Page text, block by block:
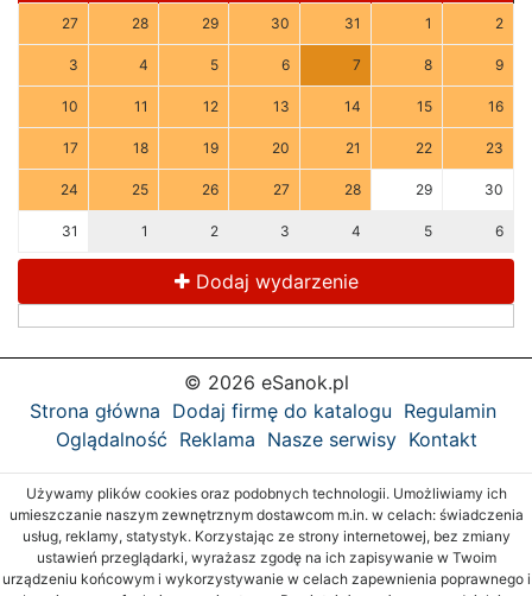
27 28 29 30 31 1 2
3 4 5 6 7 8 9
10 11 12 13 14 15 16
17 18 19 20 21 22 23
24 25 26 27 28 29 30
31 1 2 3 4 5 6
Dodaj wydarzenie
© 2026 eSanok.pl
Strona główna Dodaj firmę do katalogu Regulamin
Oglądalność Reklama Nasze serwisy Kontakt
Używamy plików cookies oraz podobnych technologii. Umożliwiamy ich
umieszczanie naszym zewnętrznym dostawcom m.in. w celach: świadczenia
usług, reklamy, statystyk. Korzystając ze strony internetowej, bez zmiany
ustawień przeglądarki, wyrażasz zgodę na ich zapisywanie w Twoim
urządzeniu końcowym i wykorzystywanie w celach zapewnienia poprawnego i